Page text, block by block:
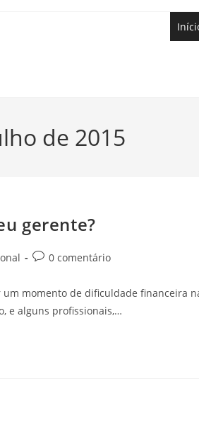
de 2015
gerente?
0 comentário
momento de dificuldade financeira
e alguns profissionais,…